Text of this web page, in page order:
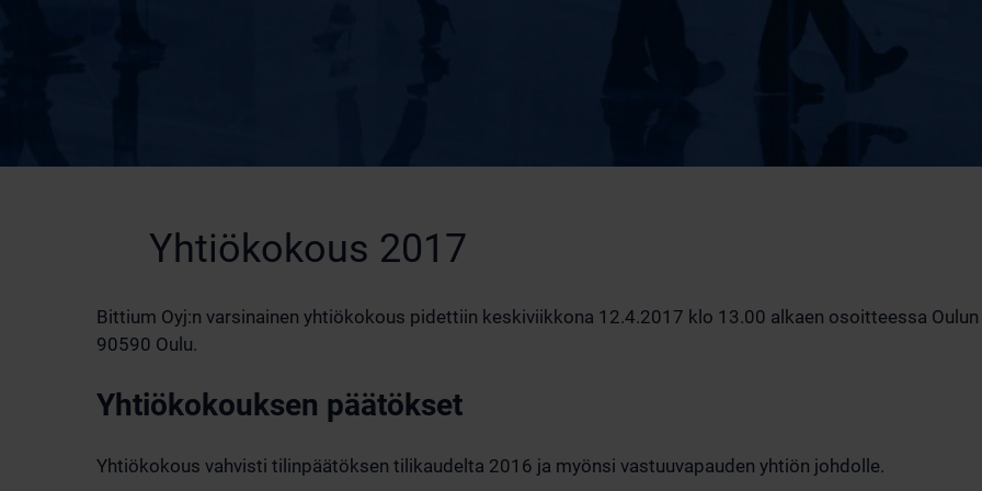
Yhtiökokous 2017
Bittium Oyj:n varsinainen yhtiökokous pidettiin keskiviikkona 12.4.2017 klo 13.00 alkaen osoitteessa
90590 Oulu.
Yhtiökokouksen päätökset
Yhtiökokous vahvisti tilinpäätöksen tilikaudelta 2016 ja myönsi vastuuvapauden yhtiön johdolle.